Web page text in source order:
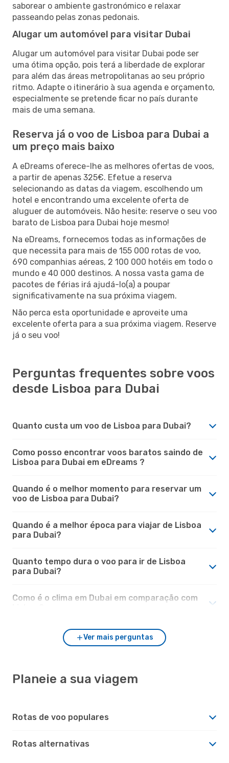
saborear o ambiente gastronómico e relaxar
passeando pelas zonas pedonais.
Alugar um automóvel para visitar Dubai
Alugar um automóvel para visitar Dubai pode ser
uma ótima opção, pois terá a liberdade de explorar
para além das áreas metropolitanas ao seu próprio
ritmo. Adapte o itinerário à sua agenda e orçamento,
especialmente se pretende ficar no país durante
mais de uma semana.
Reserva já o voo de Lisboa para Dubai a
um preço mais baixo
A eDreams oferece-lhe as melhores ofertas de voos,
a partir de apenas 325€. Efetue a reserva
selecionando as datas da viagem, escolhendo um
hotel e encontrando uma excelente oferta de
aluguer de automóveis. Não hesite: reserve o seu voo
barato de Lisboa para Dubai hoje mesmo!
Na eDreams, fornecemos todas as informações de
que necessita para mais de 155 000 rotas de voo,
690 companhias aéreas, 2 100 000 hotéis em todo o
mundo e 40 000 destinos. A nossa vasta gama de
pacotes de férias irá ajudá-lo(a) a poupar
significativamente na sua próxima viagem.
Não perca esta oportunidade e aproveite uma
excelente oferta para a sua próxima viagem. Reserve
já o seu voo!
Perguntas frequentes sobre voos
desde Lisboa para Dubai
Quanto custa um voo de Lisboa para Dubai?
Como posso encontrar voos baratos saindo de
Lisboa para Dubai em eDreams ?
Quando é o melhor momento para reservar um
voo de Lisboa para Dubai?
Quando é a melhor época para viajar de Lisboa
para Dubai?
Quanto tempo dura o voo para ir de Lisboa
para Dubai?
Como é o clima em Dubai em comparação com
Ver mais perguntas
Planeie a sua viagem
Rotas de voo populares
Rotas alternativas